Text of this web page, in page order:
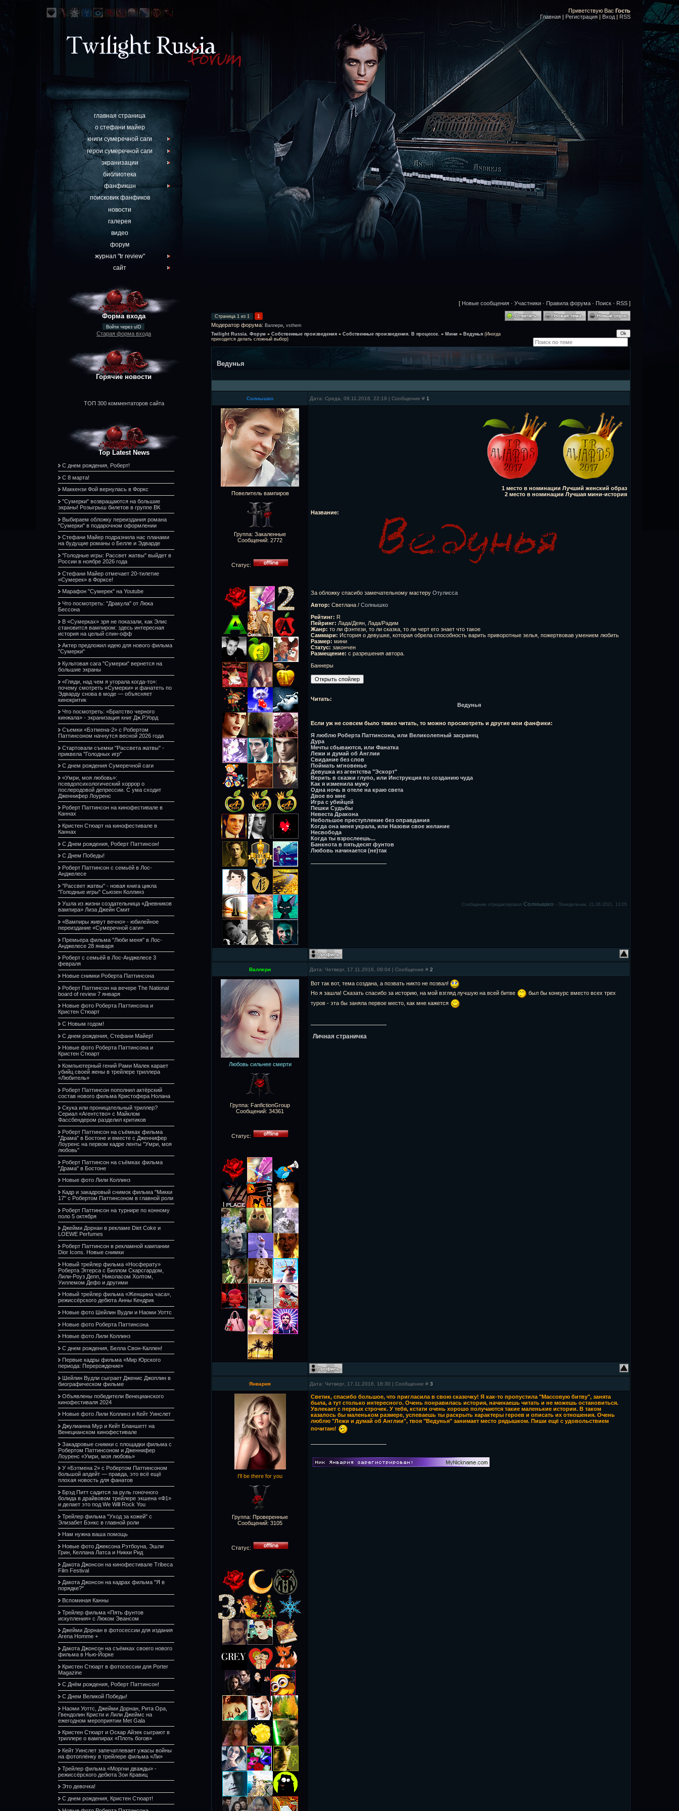
Приветствую Вас Гость
Главная| Регистрация | Вход | RSS
главная страница
о стефани майер
книги сумеречной саги
герои сумеречной саги
экранизации
библиотека
фанфикшн
поисковик фанфиков
новости
галерея
видео
форум
журнал "tr review"
сайт
Форма входа
Войти через uID
Старая форма входа
Горячие новости
ТОП 300 комментаторов сайта
Top Latest News
С днем рождения, Роберт!
С 8 марта!
Маккензи Фой вернулась в Форкс
"Сумерки" возвращаются на большие
экраны! Розыгрыш билетов в группе ВК
Выбираем обложку переиздания романа
"Сумерки" в подарочном оформлении
Стефани Майер подразнила нас планами
на будущие романы о Белле и Эдварде
"Голодные игры: Рассвет жатвы" выйдет в
России в ноябре 2026 года
Стефани Майер отмечает 20-тилетие
«Сумерек» в Форксе!
Марафон "Сумерек" на Youtube
Что посмотреть: "Дракула" от Люка
Бессона
В «Сумерках» зря не показали, как Элис
становится вампиром: здесь интересная
история на целый спин-офф
Актер предложил идею для нового фильма
"Сумерки"
Культовая сага "Сумерки" вернется на
большие экраны
«Гляди, над чем я угорала когда-то»:
почему смотреть «Сумерки» и фанатеть по
Эдварду снова в моде — объясняет
кинокритик
Что посмотреть: «Братство черного
кинжала» - экранизация книг Дж.Р.Уорд
Съемки «Бэтмена-2» с Робертом
Паттинсоном начнутся весной 2026 года
Стартовали съемки "Рассвета жатвы" -
приквела "Голодных игр"
С днем рождения Сумеречной саги
«Умри, моя любовь»:
псевдопсихологический хоррор о
послеродовой депрессии. С ума сходит
Дженнифер Лоуренс
Роберт Паттинсон на кинофестивале в
Каннах
Кристен Стюарт на кинофестивале в
Каннах
С Днем рождения, Роберт Паттинсон!
С Днем Победы!
Роберт Паттинсон с семьёй в Лос-
Анджелесе
"Рассвет жатвы" - новая книга цикла
"Голодные игры" Сьюзен Коллинз
Ушла из жизни создательница «Дневников
вампира» Лиза Джейн Смит
«Вампиры живут вечно» - юбилейное
переиздание «Сумеречной саги»
Премьера фильма "Люби меня" в Лос-
Анджелесе 28 января
Роберт с семьёй в Лос-Анджелесе 3
февраля
Новые снимки Роберта Паттинсона
Роберт Паттинсон на вечере The National
board of review 7 января
Новые фото Роберта Паттинсона и
Кристен Стюарт
С Новым годом!
С днем рождения, Стефани Майер!
Новые фото Роберта Паттинсона и
Кристен Стюарт
Компьютерный гений Рами Малек карает
убийц своей жены в трейлере триллера
«Любитель»
Роберт Паттинсон пополнил актёрский
состав нового фильма Кристофера Нолана
Скука или проницательный триллер?
Сериал «Агентство» с Майклом
Фассбендером разделил критиков
Роберт Паттинсон на съёмках фильма
"Драма" в Бостоне и вместе с Дженнифер
Лоуренс на первом кадре ленты "Умри, моя
любовь"
Роберт Паттинсон на съёмках фильма
"Драма" в Бостоне
Новые фото Лили Коллинз
Кадр и закадровый снимок фильма "Микки
17" с Робертом Паттинсоном в главной роли
Роберт Паттинсон на турнире по конному
поло 5 октября
Джейми Дорнан в рекламе Diet Coke и
LOEWE Perfumes
Роберт Паттинсон в рекламной кампании
Dior Icons. Новые снимки
Новый трейлер фильма «Носферату»
Роберта Эггерса с Биллом Скарсгардом,
Лили-Роуз Депп, Николасом Холтом,
Уиллемом Дефо и другими
Новый трейлер фильма «Женщина часа»,
режиссёрского дебюта Анны Кендрик
Новые фото Шейлин Вудли и Наоми Уоттс
Новые фото Роберта Паттинсона
Новые фото Лили Коллинз
С днем рождения, Белла Свон-Каллен!
Первые кадры фильма «Мир Юрского
периода: Перерождение»
Шейлин Вудли сыграет Дженис Джоплин в
биографическом фильме
Объявлены победители Венецианского
кинофестиваля 2024
Новые фото Лили Коллинз и Кейт Уинслет
Джулианна Мур и Кейт Бланшетт на
Венецианском кинофестивале
Закадровые снимки с площадки фильма с
Робертом Паттинсоном и Дженнифер
Лоуренс «Умри, моя любовь»
У «Бэтмена 2» с Робертом Паттинсоном
большой апдейт — правда, это всё ещё
плохая новость для фанатов
Брэд Питт садится за руль гоночного
болида в драйвовом трейлере экшена «Ф1»
и делает это под We Will Rock You
Трейлер фильма "Уход за кожей" с
Элизабет Бэнкс в главной роли
Нам нужна ваша помощь
Новые фото Джексона Рэтбоуна, Эшли
Грин, Келлана Латса и Никки Рид
Дакота Джонсон на кинофестивале Tribeca
Film Festival
Дакота Джонсон на кадрах фильма "Я в
порядке?"
Вспоминая Канны
Трейлер фильма «Пять фунтов
искупления» с Люком Эвансом
Джейми Дорнан в фотосессии для издания
Arena Homme +
Дакота Джонсон на съёмках своего нового
фильма в Нью-Йорке
Кристен Стюарт в фотосессии для Porter
Magazine
С Днём рождения, Роберт Паттинсон!
С Днем Великой Победы!
Наоми Уоттс, Джейми Дорнан, Рита Ора,
Гвендолин Кристи и Лили Джеймс на
ежегодном мероприятии Met Gala
Кристен Стюарт и Оскар Айзек сыграют в
триллере о вампирах «Плоть богов»
Кейт Уинслет запечатлевает ужасы войны
на фотоплёнку в трейлере фильма «Ли»
Трейлер фильма «Моргни дважды» -
режиссёрского дебюта Зои Кравиц
Это девочка!
С днем рождения, Кристен Стюарт!
[ Новые сообщения · Участники · Правила форума · Поиск · RSS ]
Страница 1 из 1 1
Модератор форума: Валлери vsthem
Twilight Russia. Форум » Собственные произведения » Собственные произведения. В процессе. » Мини » Ведунья (Иногда
приходится делать сложный выбор)
Ведунья
Солнышко Дата: Среда, 09.11.2016, 22:19 | Сообщение # 1
Повелитель вампиров
Группа: Закаленные
Сообщений: 2772
Статус:
1 место в номинации Лучший женский образ
2 место в номинации Лучшая мини-история
Название:
За обложку спасибо замечательному мастеру Отулисса
Автор: Светлана / Солнышко
Рейтинг: R
Пейринг: Лада/Деян, Лада/Радим
Жанр: то ли фэнтези, то ли сказка, то ли черт его знает что такое
Саммари: История о девушке, которая обрела способность варить приворотные зелья, пожертвовав умением любить
Размер: мини
Статус: закончен
Размещение: с разрешения автора.
Баннеры
Читать:
Ведунья
Если уж не совсем было тяжко читать, то можно просмотреть и другие мои фанфики:
Я люблю Роберта Паттинсона, или Великолепный засранец
Дура
Мечты сбываются, или Фанатка
Лежи и думай об Англии
Свидание без слов
Поймать мгновенье
Девушка из агентства "Эскорт"
Верить в сказки глупо, или Инструкция по созданию чуда
Как я изменила мужу
Одна ночь в отеле на краю света
Двое во мне
Игра с убийцей
Пешки Судьбы
Невеста Дракона
Небольшое преступление без оправдания
Когда она меня украла, или Назови свое желание
Несвобода
Когда ты взрослеешь...
Банкнота в пятьдесят фунтов
Любовь начинается (не)так
Сообщение отредактировал Солнышко - Понедельник, 21.06.2021, 13:05
Валлери Дата: Четверг, 17.11.2016, 09:04 | Сообщение # 2
Любовь сильнее смерти
Группа: FanfictionGroup
Сообщений: 34361
Статус:
Вот так вот, тема создана, а позвать никто не позвал!
Но я зашла! Сказать спасибо за историю, на мой взгляд лучшую на всей битве
был бы конкурс вместо всех трех
туров - эта бы заняла первое место, как мне кажется
Личная страничка
Январия Дата: Четверг, 17.11.2016, 18:30 | Сообщение # 3
I'll be there for you
Группа: Проверенные
Сообщений: 3105
Статус:
Светик, спасибо большое, что пригласила в свою сказочку! Я как-то пропустила "Массовую битву", занята
была, а тут столько интересного. Очень понравилась история, начинаешь читать и не можешь остановиться.
Увлекает с первых строчек. У тебя, кстати очень хорошо получаются такие маленькие истории. В таком
казалось бы маленьком размере, успеваешь ты раскрыть характеры героев и описать их отношения. Очень
люблю "Лежи и думай об Англии", твоя "Ведунья" занимает место рядышком. Пиши ещё с удовольствием
почитаю!